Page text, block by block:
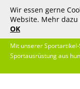
Wir essen gerne
Website. Mehr
OK
Mit unserer
Sportausrüstung aus